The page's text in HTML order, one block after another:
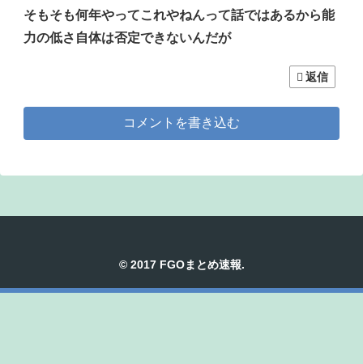
そもそも何年やってこれやねんって話ではあるから能
力の低さ自体は否定できないんだが
返信
コメントを書き込む
© 2017 FGOまとめ速報.